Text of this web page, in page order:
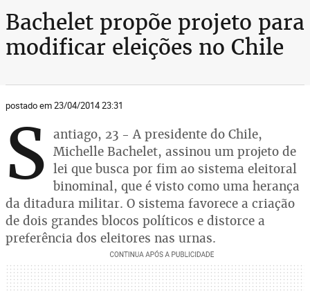
Bachelet propõe projeto para
modificar eleições no Chile
postado em 23/04/2014 23:31
S antiago, 23 - A presidente do Chile,
Michelle Bachelet, assinou um projeto de
lei que busca por fim ao sistema eleitoral
binominal, que é visto como uma herança
da ditadura militar. O sistema favorece a criação
de dois grandes blocos políticos e distorce a
preferência dos eleitores nas urnas.